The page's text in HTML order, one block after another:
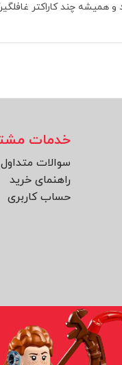
چند کاراکتر
خدمات
سوالات متداول
راهنمای خرید
حساب کاربری